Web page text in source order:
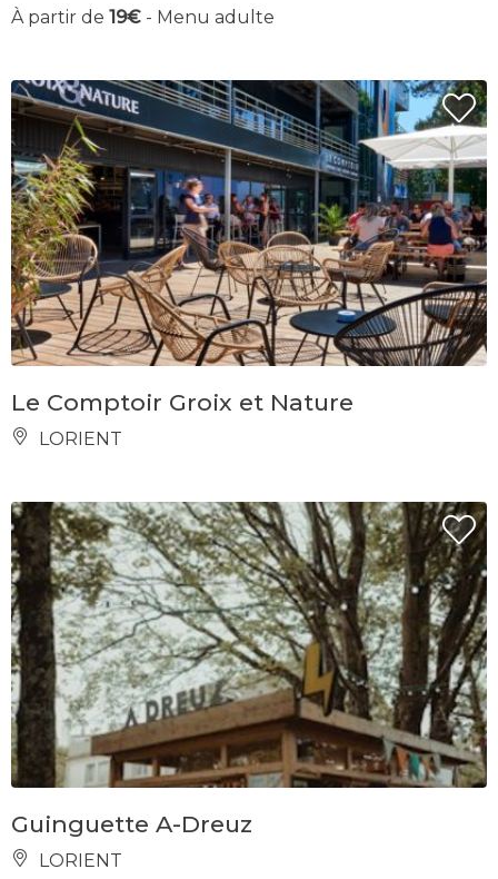
À partir de 19€ - Menu adulte
Le Comptoir Groix et Nature
LORIENT
Guinguette A-Dreuz
LORIENT